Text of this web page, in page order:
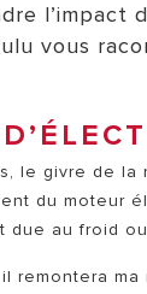
l’impact
vous
le givre de la
du moteur
au froid
remontera